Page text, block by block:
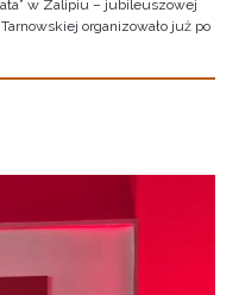
w Zalipiu – jubileuszowej
organizowało już po